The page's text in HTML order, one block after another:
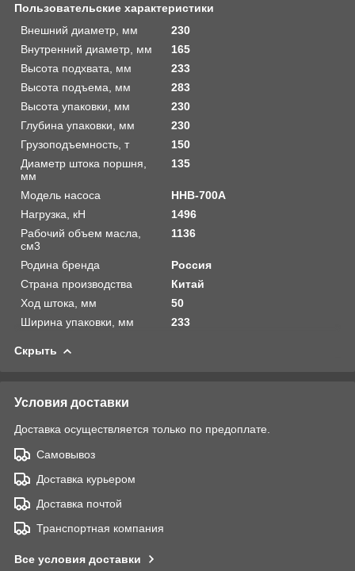
Пользовательские характеристики
Внешний диаметр, мм
230
Внутренний диаметр, мм
165
Высота подхвата, мм
233
Высота подъема, мм
283
Высота упаковки, мм
230
Глубина упаковки, мм
230
Грузоподъемность, т
150
Диаметр штока поршня,
мм
135
Модель насоса
HHB-700A
Нагрузка, кН
1496
Рабочий объем масла,
см3
1136
Родина бренда
Россия
Страна производства
Китай
Ход штока, мм
50
Ширина упаковки, мм
233
Скрыть
Условия доставки
Доставка осуществляется только по предоплате.
Самовывоз
Доставка курьером
Доставка почтой
Транспортная компания
Все условия доставки